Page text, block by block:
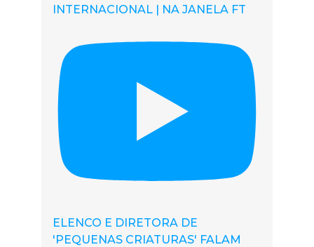
INTERNACIONAL | NA JANELA FT
ELENCO E DIRETORA DE
'PEQUENAS CRIATURAS' FALAM